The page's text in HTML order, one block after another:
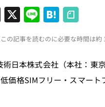
7月31日 ] HON.jp News Blogに拡張
8月8日 ] すべてプロの翻訳・集英社
日刊出版ニュースまとめ
T
re
a
d
X Li
n
e
H
at
e
n
a
この記事を読むのに必要な時間は約
術日本株式会社（本社：
価格SIMフリー・スマー